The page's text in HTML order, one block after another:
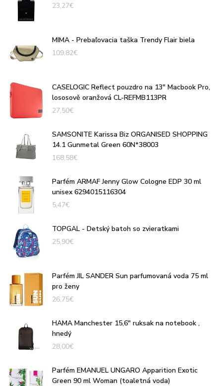
23,27€
MIMA - Prebaľovacia taška Trendy Flair biela
109,82€
CASELOGIC Reflect pouzdro na 13" Macbook Pro,
lososově oranžová CL-REFMB113PR
27,50€
SAMSONITE Karissa Biz ORGANISED SHOPPING
14.1 Gunmetal Green 60N*38003
168,58€
Parfém ARMAF Jenny Glow Cologne EDP 30 ml
unisex 6294015116304
5,47€
TOPGAL - Detský batoh so zvieratkami
25,90€
Parfém JIL SANDER Sun parfumovaná voda 75 ml
pro ženy
26,75€
HAMA Manchester 15,6" ruksak na notebook ,
hnedý
28,00€
Parfém EMANUEL UNGARO Apparition Exotic
Green 90 ml Woman (toaletná voda)